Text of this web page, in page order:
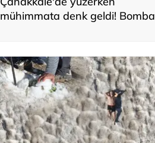
mühimmata denk geldi! Bomba